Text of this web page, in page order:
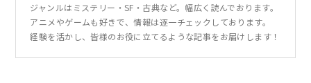
ジャンルはミステリー・SF・古典など。幅広く読んでおります。
アニメやゲームも好きで、情報は逐一チェックしております。
経験を活かし、皆様のお役に立てるような記事をお届けします！